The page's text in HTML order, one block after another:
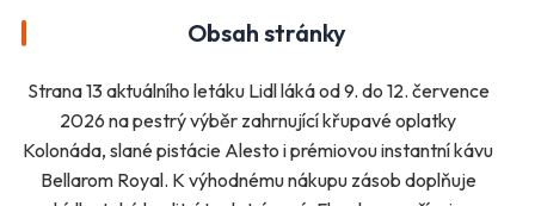
Obsah stránky
Strana 13 aktuálního letáku Lidl láká od 9. do 12. července
2026 na pestrý výběr zahrnující křupavé oplatky
Kolonáda, slané pistácie Alesto i prémiovou instantní kávu
Bellarom Royal. K výhodnému nákupu zásob doplňuje